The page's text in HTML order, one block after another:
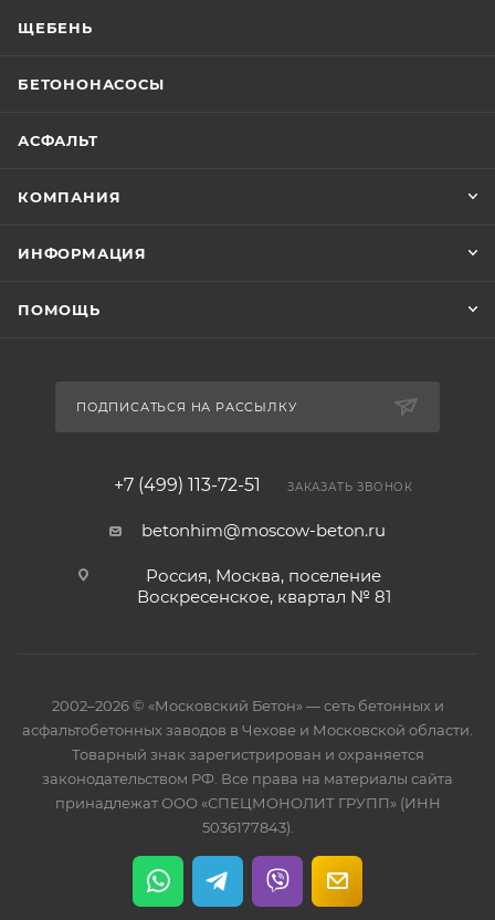
ЩЕБЕНЬ
БЕТОНОНАСОСЫ
АСФАЛЬТ
КОМПАНИЯ
ИНФОРМАЦИЯ
ПОМОЩЬ
ПОДПИСАТЬСЯ НА РАССЫЛКУ
+7 (499) 113-72-51 ЗАКАЗАТЬ ЗВОНОК
betonhim@moscow-beton.ru
Россия, Москва, поселение
Воскресенское, квартал № 81
2002–2026 © «Московский Бетон» — сеть бетонных и
асфальтобетонных заводов в Чехове и Московской области.
Товарный знак зарегистрирован и охраняется
законодательством РФ. Все права на материалы сайта
принадлежат ООО «СПЕЦМОНОЛИТ ГРУПП» (ИНН
5036177843).